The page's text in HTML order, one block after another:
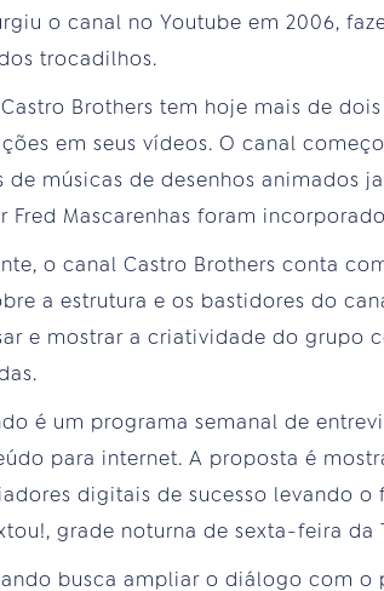
o canal no Youtube em 2006,
trocadilhos.
Brothers tem hoje mais de
em seus vídeos. O canal
de músicas de desenhos animados
Fred Mascarenhas foram
o canal Castro Brothers conta
a estrutura e os bastidores do
e mostrar a criatividade do grupo
é um programa semanal de
para internet. A proposta é
digitais de sucesso levando
grade noturna de sexta-feira da
busca ampliar o diálogo com